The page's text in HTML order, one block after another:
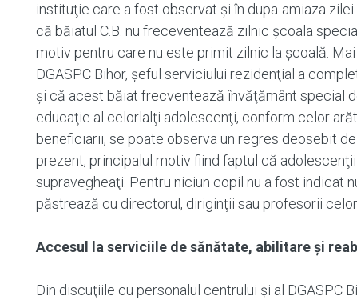
instituţie care a fost observat şi în dupa-amiaza
că băiatul C.B. nu freceventează zilnic şcoala
motiv pentru care nu este primit zilnic la şcoală.
DGASPC Bihor, şeful serviciului rezidenţial a
și că acest băiat frecventează învăţământ special
educaţie al celorlalţi adolescenţi, conform celor
beneficiarii, se poate observa un regres deosebit
prezent, principalul motiv fiind faptul că
supravegheaţi. Pentru niciun copil nu a fost indicat
păstrează cu directorul, diriginţii sau profesorii
Accesul la serviciile de sănătate, abilitare şi
Din discuţiile cu personalul centrului şi al DGASPC